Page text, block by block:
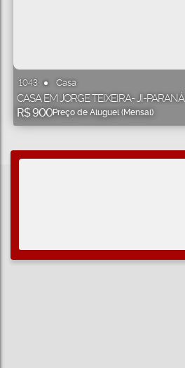
1043 Casa
R$900Preço de Aluguel (Mensal)
CASA EM JORGE TEIXEIRA- JI-PARANÁ